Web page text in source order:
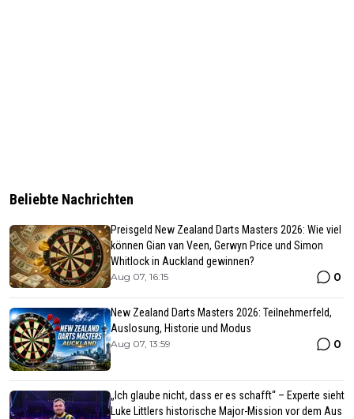
Beliebte Nachrichten
Preisgeld New Zealand Darts Masters 2026: Wie viel
können Gian van Veen, Gerwyn Price und Simon
Whitlock in Auckland gewinnen?
Aug 07, 16:15 0
New Zealand Darts Masters 2026: Teilnehmerfeld,
Auslosung, Historie und Modus
Aug 07, 13:59 0
„Ich glaube nicht, dass er es schafft“ – Experte sieht
Luke Littlers historische Major-Mission vor dem Aus